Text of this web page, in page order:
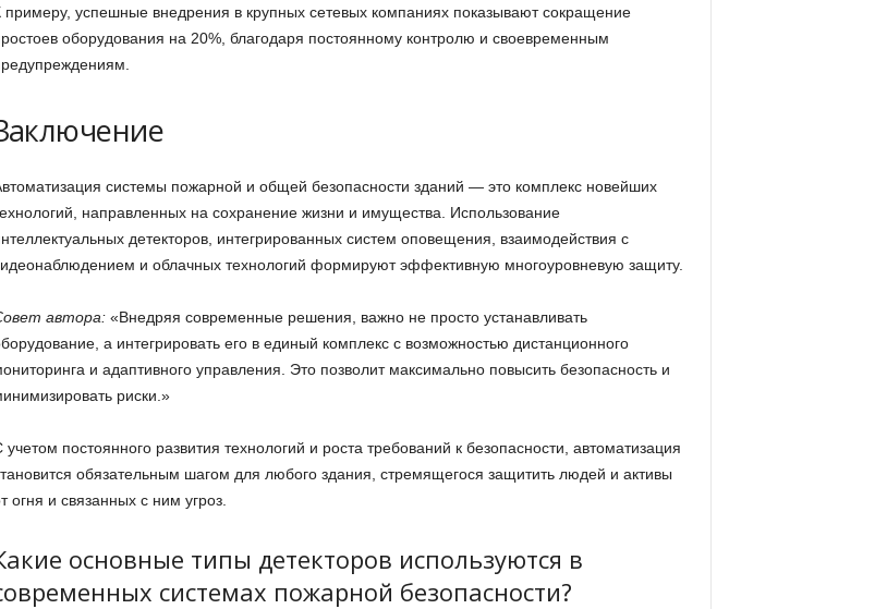
примеру, успешные внедрения в крупных сетевых компаниях показывают сокращение
оборудования на 20%, благодаря постоянному контролю и своевременным
системы пожарной и общей безопасности зданий — это комплекс новейших
направленных на сохранение жизни и имущества. Использование
детекторов, интегрированных систем оповещения, взаимодействия с
и облачных технологий формируют эффективную многоуровневую защиту.
автора:«Внедряя современные решения, важно не просто устанавливать
а интегрировать его в единый комплекс с возможностью дистанционного
и адаптивного управления. Это позволит максимально повысить безопасность и
риски.»
учетом постоянного развития технологий и роста требований к безопасности, автоматизация
обязательным шагом для любого здания, стремящегося защитить людей и активы
огня и связанных с ним угроз.
основные типы детекторов используются в
системах пожарной безопасности?